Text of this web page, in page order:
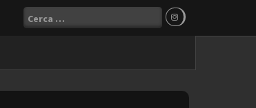
Ricerca
per: